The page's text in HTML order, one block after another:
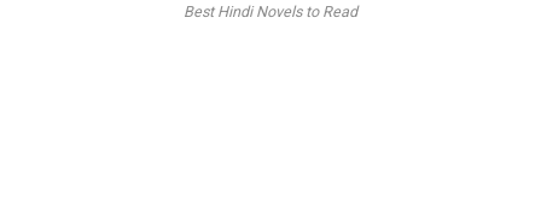
Best Hindi Novels to Read